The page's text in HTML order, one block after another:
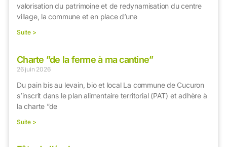
valorisation du patrimoine et de redynamisation du centre
village, la commune et en place d’une
Suite >
Charte ”de la ferme à ma cantine”
26 juin 2026
Du pain bis au levain, bio et local La commune de Cucuron
s’inscrit dans le plan alimentaire territorial (PAT) et adhère à
la charte ”de
Suite >